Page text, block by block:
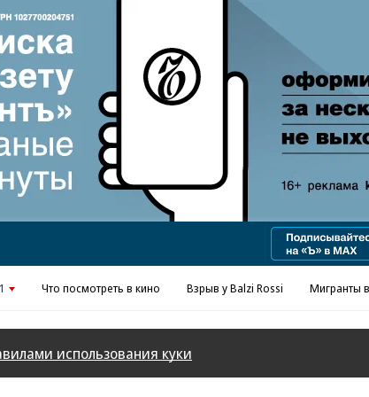
Реклама в «Ъ» www.kommersant.ru/ad
Что посмотреть в кино Взрыв у Balzi Rossi Мигранты
использования куки